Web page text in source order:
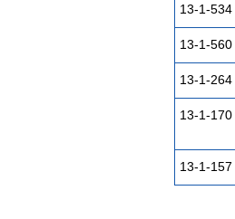
13-1-534
13-1-560
13-1-264
13-1-170
13-1-157